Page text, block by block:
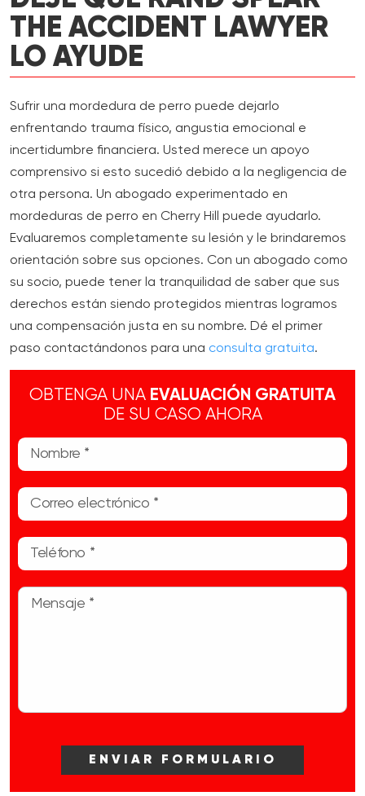
THE ACCIDENT LAWYER
LO AYUDE
Sufrir una mordedura de perro puede dejarlo
enfrentando trauma físico, angustia emocional e
incertidumbre financiera. Usted merece un apoyo
comprensivo si esto sucedió debido a la negligencia de
otra persona. Un abogado experimentado en
mordeduras de perro en Cherry Hill puede ayudarlo.
Evaluaremos completamente su lesión y le brindaremos
orientación sobre sus opciones. Con un abogado como
su socio, puede tener la tranquilidad de saber que sus
derechos están siendo protegidos mientras logramos
una compensación justa en su nombre. Dé el primer
paso contactándonos para una consulta gratuita.
OBTENGA UNA EVALUACIÓN GRATUITA
DE SU CASO AHORA